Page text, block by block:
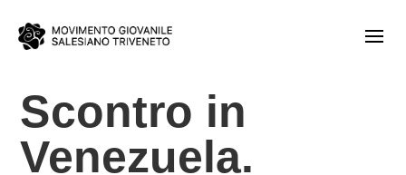
Scontro in
Venezuela.